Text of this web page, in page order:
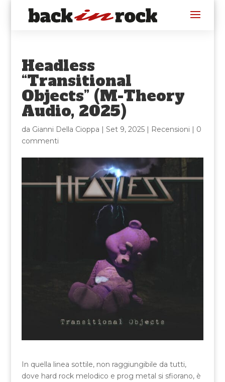
Headless
“Transitional
Objects” (M-Theory
Audio, 2025)
da Gianni Della Cioppa | Set 9, 2025| Recensioni | 0
commenti
In quella linea sottile, non raggiungibile da tutti,
dove hard rock melodico e prog metal si sfiorano, è